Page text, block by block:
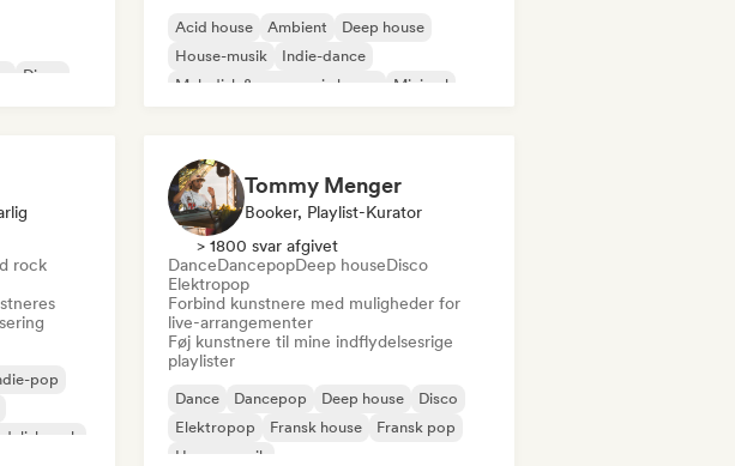
Disco
Acid house Ambient
Deep house
House-musik
Indie-dance
Melodisk & progressiv house
Minimal
rock
pop
rock
Tommy Menger
Booker, Playlist-Kurator
> 1800 svar afgivet
DanceDancepopDeep houseDisco
Elektropop
Forbind kunstnere med muligheder for
live-arrangementer
Føj kunstnere til mine indflydelsesrige
playlister
Dance Dancepop Deep house
Disco
Elektropop
Fransk house
Fransk pop
House-musik